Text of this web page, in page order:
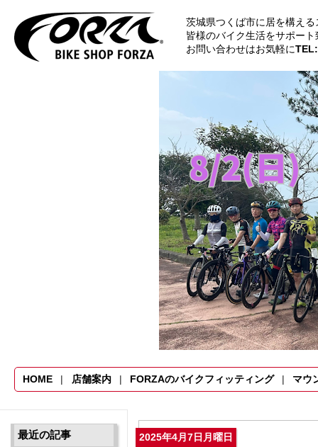
茨城県つくば市に居を構え
皆様のバイク生活をサポー
お問い合わせはお気軽に
HOME 店舗案内 FORZAのバイクフィッティング マウ
2025年4月7日月曜日
最近の記事